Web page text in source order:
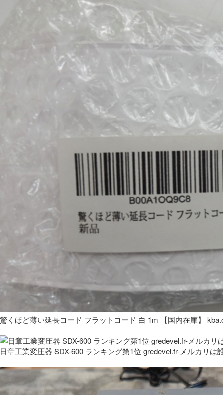
驚くほど薄い延長コード フラットコード 白 1m 【国内在庫】
日章工業変圧器 SDX-600 ランキング第1位 gredevel.fr-メルカリは